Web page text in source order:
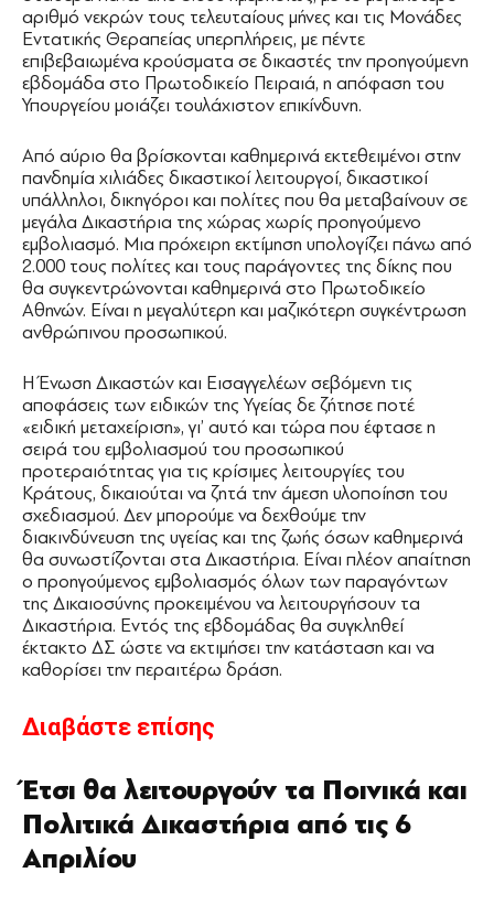
αριθμό νεκρών τους τελευταίους μήνες και τις Μονάδες
Εντατικής Θεραπείας υπερπλήρεις, με πέντε
επιβεβαιωμένα κρούσματα σε δικαστές την προηγούμενη
εβδομάδα στο Πρωτοδικείο Πειραιά, η απόφαση του
Υπουργείου μοιάζει τουλάχιστον επικίνδυνη.
Από αύριο θα βρίσκονται καθημερινά εκτεθειμένοι στην
πανδημία χιλιάδες δικαστικοί λειτουργοί, δικαστικοί
υπάλληλοι, δικηγόροι και πολίτες που θα μεταβαίνουν σε
μεγάλα Δικαστήρια της χώρας χωρίς προηγούμενο
εμβολιασμό. Μια πρόχειρη εκτίμηση υπολογίζει πάνω από
2.000 τους πολίτες και τους παράγοντες της δίκης που
θα συγκεντρώνονται καθημερινά στο Πρωτοδικείο
Αθηνών. Είναι η μεγαλύτερη και μαζικότερη συγκέντρωση
ανθρώπινου προσωπικού.
Η Ένωση Δικαστών και Εισαγγελέων σεβόμενη τις
αποφάσεις των ειδικών της Υγείας δε ζήτησε ποτέ
«ειδική μεταχείριση», γι’ αυτό και τώρα που έφτασε η
σειρά του εμβολιασμού του προσωπικού
προτεραιότητας για τις κρίσιμες λειτουργίες του
Κράτους, δικαιούται να ζητά την άμεση υλοποίηση του
σχεδιασμού. Δεν μπορούμε να δεχθούμε την
διακινδύνευση της υγείας και της ζωής όσων καθημερινά
θα συνωστίζονται στα Δικαστήρια. Είναι πλέον απαίτηση
ο προηγούμενος εμβολιασμός όλων των παραγόντων
της Δικαιοσύνης προκειμένου να λειτουργήσουν τα
Δικαστήρια. Εντός της εβδομάδας θα συγκληθεί
έκτακτο ΔΣ ώστε να εκτιμήσει την κατάσταση και να
καθορίσει την περαιτέρω δράση.
Διαβάστε επίσης
Έτσι θα λειτουργούν τα Ποινικά και
Πολιτικά Δικαστήρια από τις 6
Απριλίου